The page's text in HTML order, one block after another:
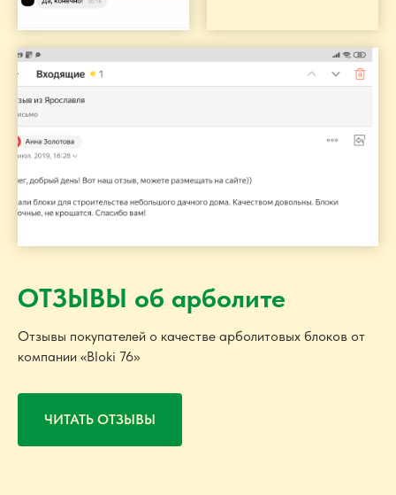
ОТЗЫВЫ об арболите
Отзывы покупателей о качестве арболитовых блоков от
компании «Bloki 76»
ЧИТАТЬ ОТЗЫВЫ